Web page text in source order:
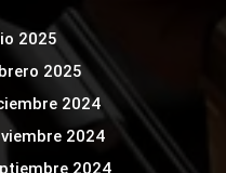
2025
2025
2024
2024
2024